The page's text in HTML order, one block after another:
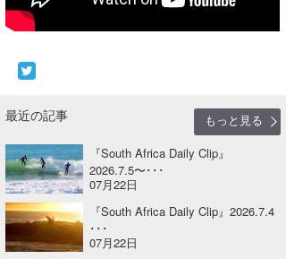
最近の記事
もっと見る
『South Africa Daily Clip』
2026.7.5〜･･･
07月22日
『South Africa Daily Clip』2026.7.4
･･･
07月22日
ライター/寄稿メディア
mitsuteru Kamio
Yasunari Inoue
Yoshiyuki Obata
arukasvision
SURFMEDIA
Colors MAGAZINE
WAVAL
波伝説アンバサダー/プロライダー
福島寿実子
中浦“JET”章
嵯峨明日香
波伝説スタッフ
☆加藤
+☆maki☆+
波伝説